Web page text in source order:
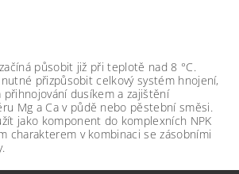
působit již při teplotě nad 8 °C.
přizpůsobit celkový systém hnojení,
přihnojování dusíkem a zajištění
Mg a Ca v půdě nebo pěstební směsi.
jako komponent do komplexních NPK
charakterem v kombinaci se zásobními